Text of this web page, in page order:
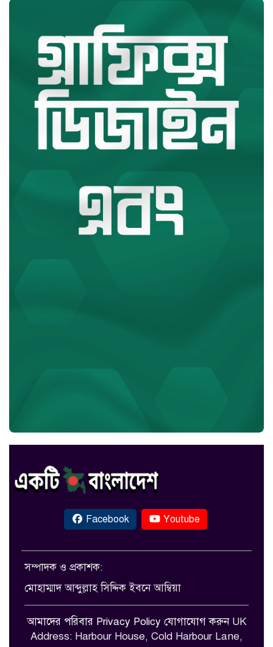
Facebook Youtube
সম্পাদক ও প্রকাশক:
মোহাম্মাদ আব্দুল্লাহ সিদ্দিক ইবনে আম্বিয়া
আমাদের পরিবার Privacy Policy যোগাযোগ করুনUK
Address: Harbour House, Cold Harbour Lane,